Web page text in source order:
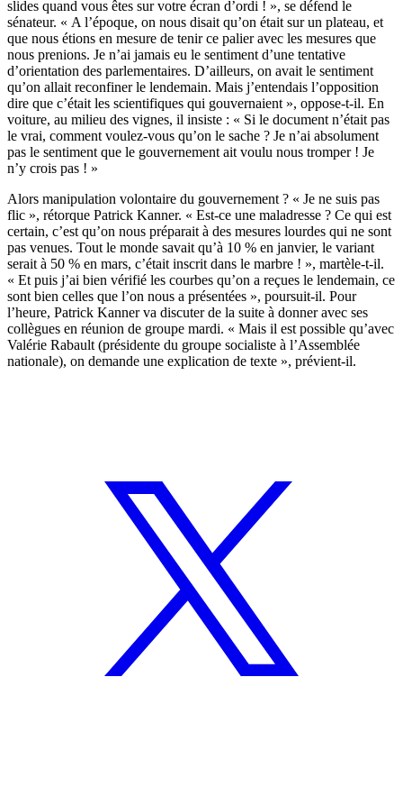
slides quand vous êtes sur votre écran d’ordi ! », se défend le
sénateur. « A l’époque, on nous disait qu’on était sur un plateau, et
que nous étions en mesure de tenir ce palier avec les mesures que
nous prenions. Je n’ai jamais eu le sentiment d’une tentative
d’orientation des parlementaires. D’ailleurs, on avait le sentiment
qu’on allait reconfiner le lendemain. Mais j’entendais l’opposition
dire que c’était les scientifiques qui gouvernaient », oppose-t-il. En
voiture, au milieu des vignes, il insiste : « Si le document n’était pas
le vrai, comment voulez-vous qu’on le sache ? Je n’ai absolument
pas le sentiment que le gouvernement ait voulu nous tromper ! Je
n’y crois pas ! »
Alors manipulation volontaire du gouvernement ? « Je ne suis pas
flic », rétorque Patrick Kanner. « Est-ce une maladresse ? Ce qui est
certain, c’est qu’on nous préparait à des mesures lourdes qui ne sont
pas venues. Tout le monde savait qu’à 10 % en janvier, le variant
serait à 50 % en mars, c’était inscrit dans le marbre ! », martèle-t-il.
« Et puis j’ai bien vérifié les courbes qu’on a reçues le lendemain, ce
sont bien celles que l’on nous a présentées », poursuit-il. Pour
l’heure, Patrick Kanner va discuter de la suite à donner avec ses
collègues en réunion de groupe mardi. « Mais il est possible qu’avec
Valérie Rabault (présidente du groupe socialiste à l’Assemblée
nationale), on demande une explication de texte », prévient-il.